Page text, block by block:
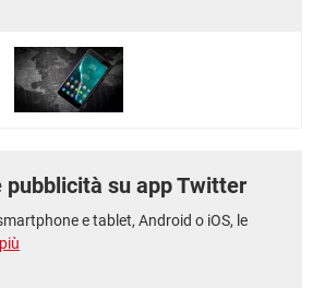
pubblicità su app Twitter
e tablet, Android o iOS, le